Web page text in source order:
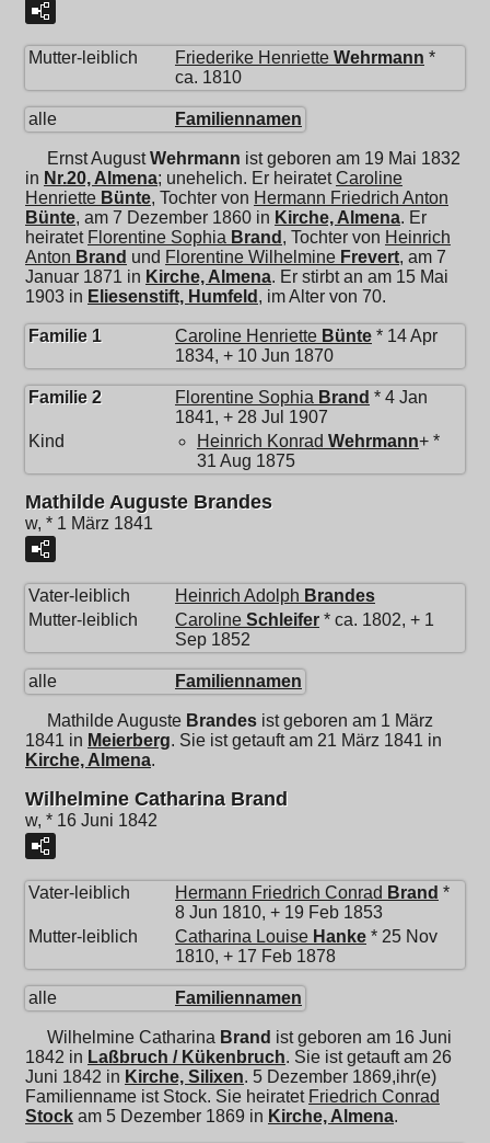
Mutter-leiblich Friederike Henriette Wehrmann *
ca. 1810
alle Familiennamen
Ernst August Wehrmann ist geboren am 19 Mai 1832
in Nr.20, Almena; unehelich. Er heiratetCaroline
Henriette Bünte, Tochter von Hermann Friedrich Anton
Bünte, am 7 Dezember 1860 in Kirche, Almena. Er
heiratet Florentine Sophia Brand , Tochter von Heinrich
Anton Brand und Florentine Wilhelmine Frevert, am 7
Januar 1871 in Kirche, Almena. Er stirbt an am 15 Mai
1903 in Eliesenstift, Humfeld , im Alter von 70.
Familie 1 Caroline Henriette Bünte * 14 Apr
1834, + 10 Jun 1870
Familie 2 Florentine Sophia Brand * 4 Jan
1841, + 28 Jul 1907
Kind
Heinrich Konrad Wehrmann+ *
31 Aug 1875
Mathilde Auguste Brandes
w, * 1 März 1841
Vater-leiblich Heinrich Adolph Brandes
Mutter-leiblich
Caroline Schleifer * ca. 1802, + 1
Sep 1852
alle Familiennamen
Mathilde Auguste Brandes ist geboren am 1 März
1841 in Meierberg. Sie ist getauft am 21 März 1841 in
Kirche, Almena.
Wilhelmine Catharina Brand
w, * 16 Juni 1842
Vater-leiblich Hermann Friedrich Conrad Brand *
8 Jun 1810, + 19 Feb 1853
Mutter-leiblich
Catharina Louise Hanke * 25 Nov
1810, + 17 Feb 1878
alle Familiennamen
Wilhelmine Catharina Brand ist geboren am 16 Juni
1842 in Laßbruch / Kükenbruch. Sie ist getauft am 26
Juni 1842 in Kirche, Silixen. 5 Dezember 1869,ihr(e)
Familienname ist Stock. Sie heiratet Friedrich Conrad
Stock am 5 Dezember 1869 in Kirche, Almena.